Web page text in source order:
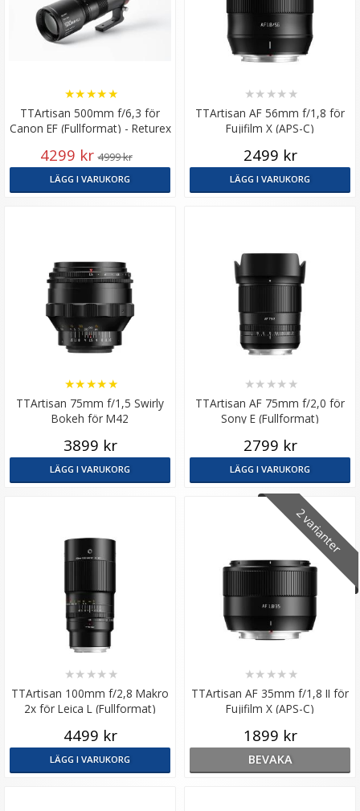
TTArtisan 500mm f/6,3 för
Canon EF (Fullformat) - Returex
★★★★★
4299 kr 4999 kr
LÄGG I VARUKORG
TTArtisan AF 56mm f/1,8 för
Fujifilm X (APS-C)
★★ ★★ ★
2499 kr
LÄGG I VARUKORG
TTArtisan 75mm f/1,5 Swirly
Bokeh för M42
★★★★★
3899 kr
LÄGG I VARUKORG
TTArtisan AF 75mm f/2,0 för
Sony E (Fullformat)
★★ ★★ ★
2799 kr
LÄGG I VARUKORG
TTArtisan 100mm f/2,8 Makro
2x för Leica L (Fullformat)
★★ ★★ ★
4499 kr
LÄGG I VARUKORG
2 varianter
TTArtisan AF 35mm f/1,8 II för
Fujifilm X (APS-C)
★★ ★★ ★
1899 kr
BEVAKA